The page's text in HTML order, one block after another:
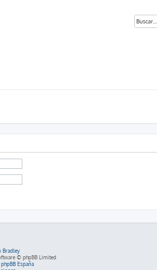
Bradley
© phpBB Limited
phpBB España